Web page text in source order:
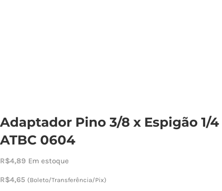
Adaptador Pino 3/8 x Espigão 1/4
ATBC 0604
R$4,89 Em estoque
R$4,65 (Boleto/Transferência/Pix)